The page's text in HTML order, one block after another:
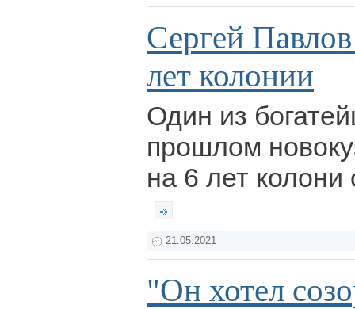
Сергей
лет колонии
Один из
прошлом
на 6 лет
21.05.2021
"Он хотел